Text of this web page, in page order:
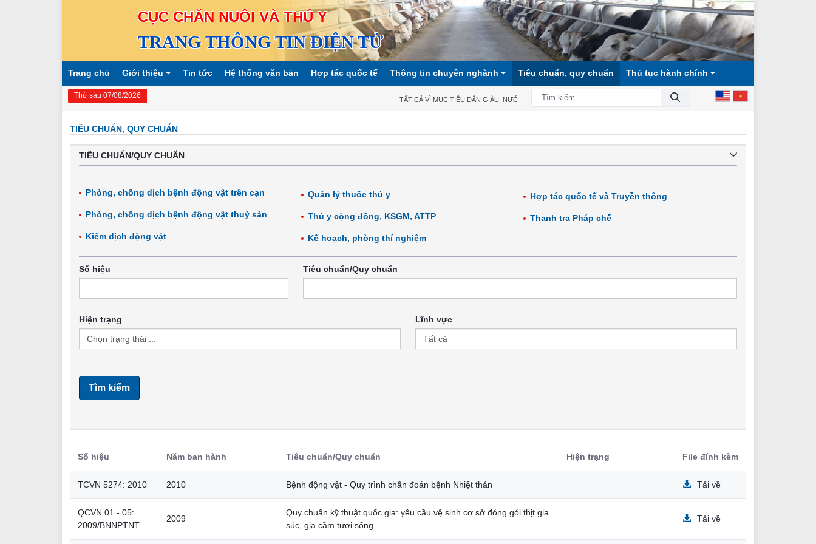
CỤC CHĂN NUÔI VÀ THÚ Y
TRANG THÔNG TIN ĐIỆN TỬ
Trang chủ Giới thiệu Tin tức Hệ thống văn bản Hợp tác quốc tế Thông tin chuyên nghành Tiêu chuẩn, quy chuẩn Thủ tục hành chính
Thứ sáu 07/08/2026 TẤT CẢ VÌ MỤC TIÊU DÂN GIÀU, NƯỚC MẠNH, XÃ HỘI CÔNG BẰNG, DÂN CHỦ, VĂN MINH!
TIÊU CHUẨN, QUY CHUẨN
TIÊU CHUẨN/QUY CHUẨN
Phòng, chống dịch bệnh động vật trên cạn
Phòng, chống dịch bệnh động vật thuỷ sản
Kiểm dịch động vật
Quản lý thuốc thú y
Thú y cộng đồng, KSGM, ATTP
Kế hoạch, phòng thí nghiệm
Hợp tác quốc tế và Truyền thông
Thanh tra Pháp chế
Số hiệu Tiêu chuẩn/Quy chuẩn
Hiện trạng Lĩnh vực
Tìm kiếm
Số hiệu Năm ban hành Tiêu chuẩn/Quy chuẩn Hiện trạng File đính kèm
TCVN 5274: 2010 2010 Bệnh động vật - Quy trình chẩn đoán bệnh Nhiệt thán Tải về
QCVN 01 - 05:
2009/BNNPTNT
2009
Quy chuẩn kỹ thuật quốc gia: yêu cầu vệ sinh cơ sở đóng gói thịt gia
súc, gia cầm tươi sống
Tải về